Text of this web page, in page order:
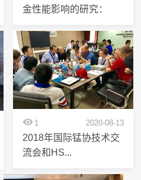
金性能影响的研究：
1 2020-08-13
2018年国际锰协技术交
流会和HS...